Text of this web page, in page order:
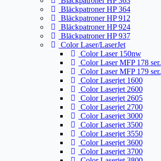
Bläckpatroner HP 364
Bläckpatroner HP 912
Bläckpatroner HP 924
Bläckpatroner HP 937
Color Laser/LaserJet
Color Laser 150nw
Color Laser MFP 178 ser.
Color Laser MFP 179 ser.
Color Laserjet 1600
Color Laserjet 2600
Color Laserjet 2605
Color Laserjet 2700
Color Laserjet 3000
Color Laserjet 3500
Color Laserjet 3550
Color Laserjet 3600
Color Laserjet 3700